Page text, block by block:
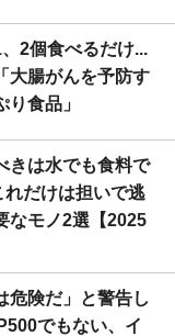
2個食べるだけ...
大腸がんを予防す
食品」
きは水でも食料で
れだけは担いで逃
なモノ2選【2025
危険だ」と警告し
でもない、イ